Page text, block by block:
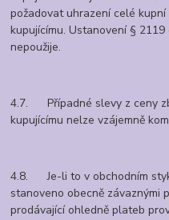
požadovat uhrazení celé
kupujícímu. Ustanovení §
nepoužije.
4.7. Případné slevy z ceny
kupujícímu nelze vzájemně
4.8. Je-li to v obchodním
stanoveno obecně závaznými
prodávající ohledně plateb